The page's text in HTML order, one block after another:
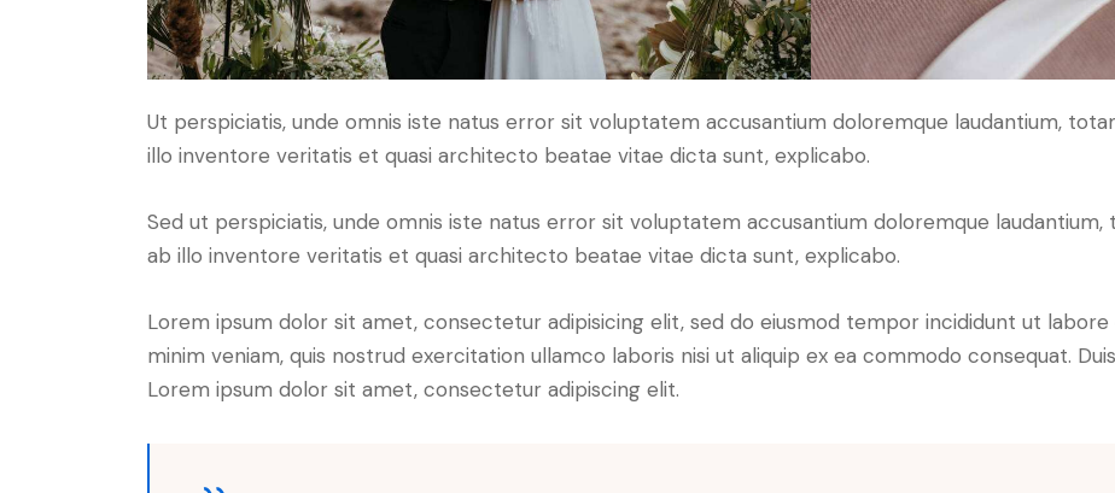
Ut perspiciatis, unde omnis iste natus error sit voluptatem accusantium doloremque laudantium,
illo inventore veritatis et quasi architecto beatae vitae dicta sunt, explicabo.
Sed ut perspiciatis, unde omnis iste natus error sit voluptatem accusantium doloremque laudantium,
ab illo inventore veritatis et quasi architecto beatae vitae dicta sunt, explicabo.
Lorem ipsum dolor sit amet, consectetur adipisicing elit, sed do eiusmod tempor incididunt ut labore
minim veniam, quis nostrud exercitation ullamco laboris nisi ut aliquip ex ea commodo consequat.
Lorem ipsum dolor sit amet, consectetur adipiscing elit.